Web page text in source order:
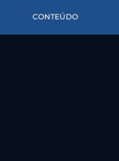
CONTEÚDO